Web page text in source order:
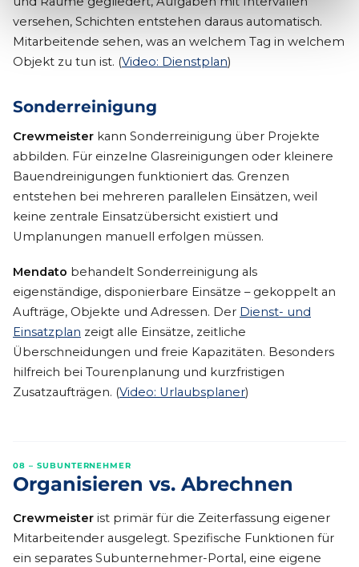
versehen, Schichten entstehen daraus automatisch.
Mitarbeitende sehen, was an welchem Tag in welchem
Objekt zu tun ist. (Video: Dienstplan)
Sonderreinigung
Crewmeister kann Sonderreinigung über Projekte
abbilden. Für einzelne Glasreinigungen oder kleinere
Bauendreinigungen funktioniert das. Grenzen
entstehen bei mehreren parallelen Einsätzen, weil
keine zentrale Einsatzübersicht existiert und
Umplanungen manuell erfolgen müssen.
Mendato behandelt Sonderreinigung als
eigenständige, disponierbare Einsätze – gekoppelt an
Aufträge, Objekte und Adressen. Der Dienst- und
Einsatzplan zeigt alle Einsätze, zeitliche
Überschneidungen und freie Kapazitäten. Besonders
hilfreich bei Tourenplanung und kurzfristigen
Zusatzaufträgen. (Video: Urlaubsplaner)
08 – SUBUNTERNEHMER
Organisieren vs. Abrechnen
Crewmeister ist primär für die Zeiterfassung eigener
Mitarbeitender ausgelegt. Spezifische Funktionen für
ein separates Subunternehmer-Portal, eine eigene